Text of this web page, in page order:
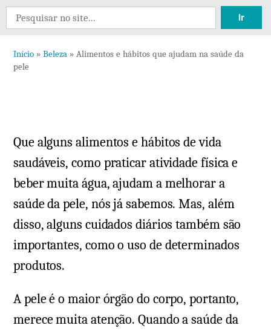
Search
for:
Início » Beleza » Alimentos e hábitos que ajudam na saúde da
pele
Que alguns alimentos e hábitos de vida
saudáveis, como praticar atividade física e
beber muita água, ajudam a melhorar a
saúde da pele, nós já sabemos. Mas, além
disso, alguns cuidados diários também são
importantes, como o uso de determinados
produtos.
A pele é o maior órgão do corpo, portanto,
merece muita atenção. Quando a saúde da